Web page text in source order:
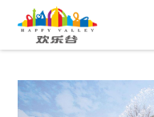
主题活动
优惠信息